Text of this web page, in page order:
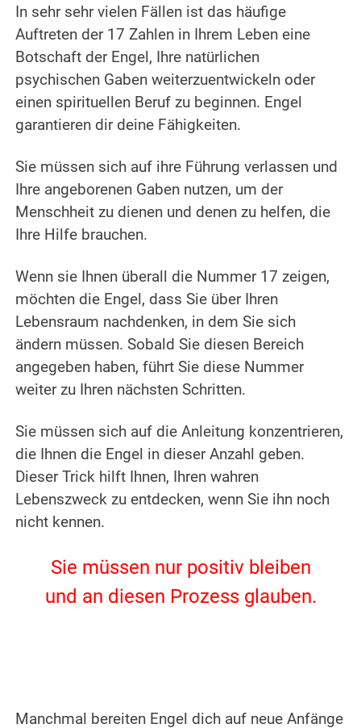
In sehr sehr vielen Fällen ist das häufige
Auftreten der 17 Zahlen in Ihrem Leben eine
Botschaft der Engel, Ihre natürlichen
psychischen Gaben weiterzuentwickeln oder
einen spirituellen Beruf zu beginnen. Engel
garantieren dir deine Fähigkeiten.
Sie müssen sich auf ihre Führung verlassen und
Ihre angeborenen Gaben nutzen, um der
Menschheit zu dienen und denen zu helfen, die
Ihre Hilfe brauchen.
Wenn sie Ihnen überall die Nummer 17 zeigen,
möchten die Engel, dass Sie über Ihren
Lebensraum nachdenken, in dem Sie sich
ändern müssen.Sobald Sie diesen Bereich
angegeben haben, führt Sie diese Nummer
weiter zu Ihren nächsten Schritten.
Sie müssen sich auf die Anleitung konzentrieren,
die Ihnen die Engel in dieser Anzahl geben.
Dieser Trick hilft Ihnen, Ihren wahren
Lebenszweck zu entdecken, wenn Sie ihn noch
nicht kennen.
Sie müssen nur positiv bleiben
und an diesen Prozess glauben.
Manchmal bereiten Engel dich auf neue Anfänge